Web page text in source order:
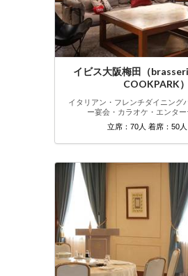
イビス大阪梅田（
COOKPARK）
イタリアン・フレンチダイニング
ー宴会・カラオケ・エンター
立席：70人 着席：50